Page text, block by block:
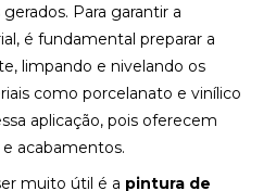
Para garantir a
é fundamental preparar a
limpando e nivelando os
como porcelanato e vinílico
aplicação, pois oferecem
acabamentos.
muito útil é a pintura de